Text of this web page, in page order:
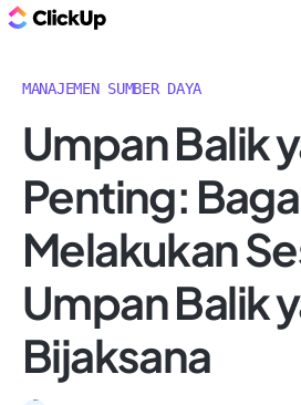
MANAJEMEN SUMBER DAYA
Umpan Balik
Penting:
Melakukan
Umpan Balik
Bijaksana